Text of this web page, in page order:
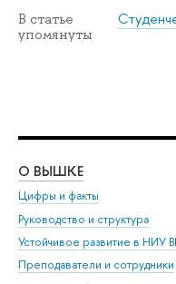
В статье
упомянуты
О ВЫШКЕ
Цифры и факты
Руководство и структура
Устойчивое развитие в НИУ
Преподаватели и сотрудники